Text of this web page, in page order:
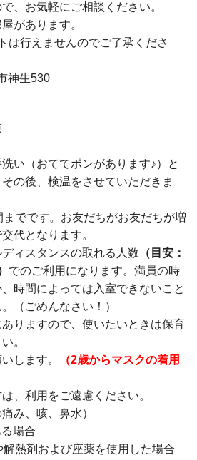
、お気軽にご相談ください。
があります。
は行えませんのでご了承くださ
神生530
い（おててポンがあります♪）と
の後、検温をさせていただきま
でです。お友だちがお友だちが増
代となります。
ィスタンスの取れる人数 （目安：
でのご利用になります。満員の時
時間によっては入室できないこと
（ごめんなさい！）
りますので、使いたいときは保育
。
します。
（2歳からマスクの着用
、利用をご遠慮ください。
み、咳、鼻水）
場合
解熱剤および座薬を使用した場合